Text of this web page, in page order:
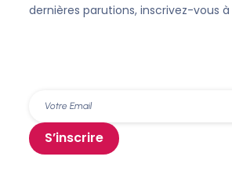
dernières parutions, inscrivez-vous
S’inscrire